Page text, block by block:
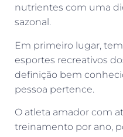
nutrientes com uma
sazonal.
Em primeiro lugar,
esportes recreativos
definição bem
pessoa pertence.
O atleta amador com
treinamento por ano,